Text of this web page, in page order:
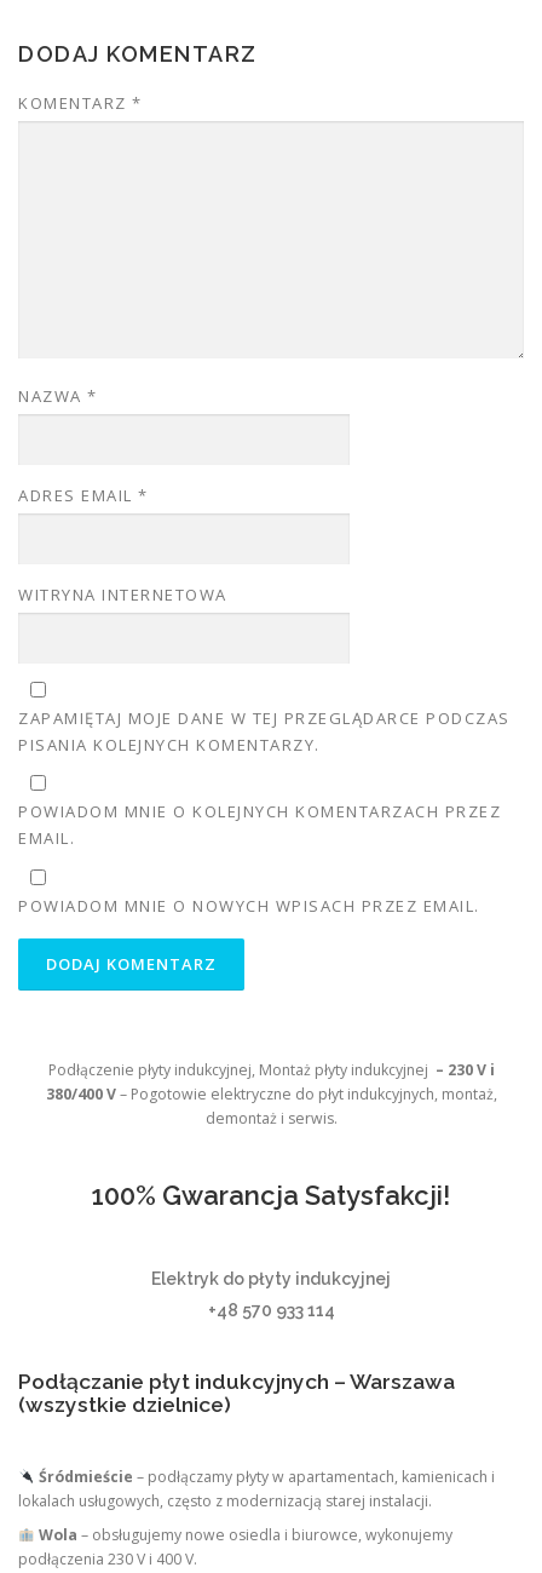
DODAJ KOMENTARZ
KOMENTARZ *
NAZWA *
ADRES EMAIL *
WITRYNA INTERNETOWA
ZAPAMIĘTAJ MOJE DANE W TEJ PRZEGLĄDARCE PODCZAS
PISANIA KOLEJNYCH KOMENTARZY.
POWIADOM MNIE O KOLEJNYCH KOMENTARZACH PRZEZ
EMAIL.
POWIADOM MNIE O NOWYCH WPISACH PRZEZ EMAIL.
Podłączenie płyty indukcyjnej, Montaż płyty indukcyjnej – 230 V i
380/400 V– Pogotowie elektryczne do płyt indukcyjnych, montaż,
demontaż i serwis.
100% Gwarancja Satysfakcji!
Elektryk do płyty indukcyjnej
+48 570 933 114
Podłączanie płyt indukcyjnych – Warszawa
(wszystkie dzielnice)
Śródmieście – podłączamy płyty w apartamentach, kamienicach i
lokalach usługowych, często z modernizacją starej instalacji.
Wola – obsługujemy nowe osiedla i biurowce, wykonujemy
podłączenia 230 V i 400 V.